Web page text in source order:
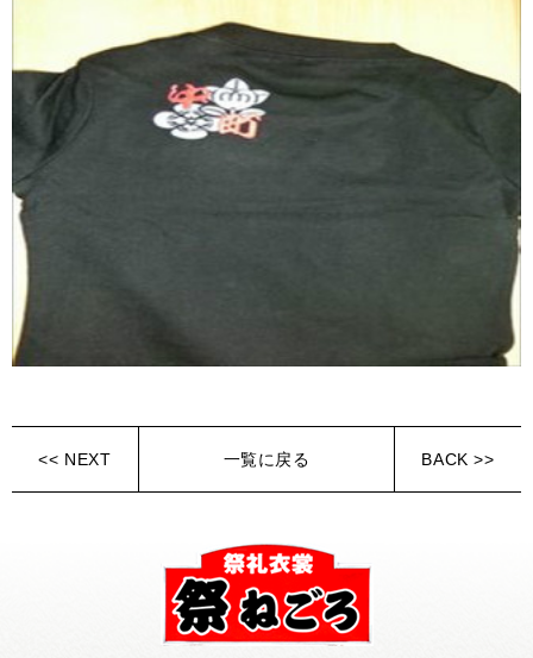
<< NEXT 一覧に戻る BACK >>